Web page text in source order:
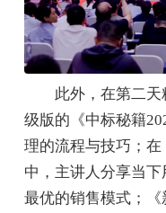
此外，在第二天
级版的《中标秘籍
理的流程与技巧；
中，主讲人分享当
最优的销售模式；